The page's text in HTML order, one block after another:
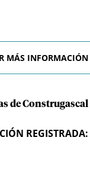
MÁS INFORMACIÓN
de Construgascal
REGISTRADA: